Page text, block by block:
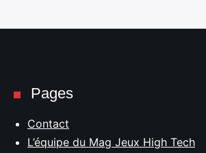
Pages
Contact
L’équipe du Mag Jeux High Tech